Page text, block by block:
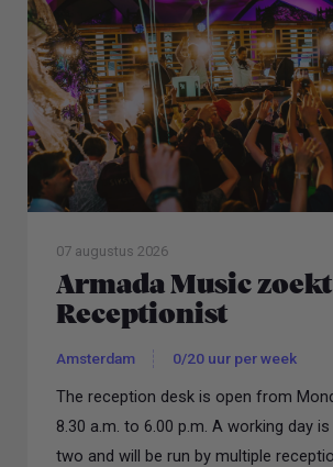
07 augustus 2026
Armada Music zoekt
Receptionist
Amsterdam 0/20 uur per week
The reception desk is open from
8.30 a.m. to 6.00 p.m. A working day
two and will be run by multiple